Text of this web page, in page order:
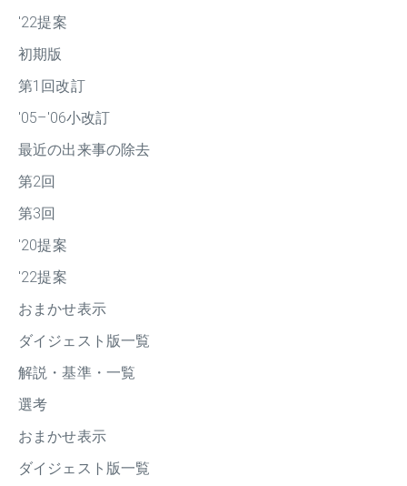
'22提案
初期版
第1回改訂
'05–'06小改訂
最近の出来事の除去
第2回
第3回
'20提案
'22提案
おまかせ表示
ダイジェスト版一覧
解説・基準・一覧
選考
おまかせ表示
ダイジェスト版一覧